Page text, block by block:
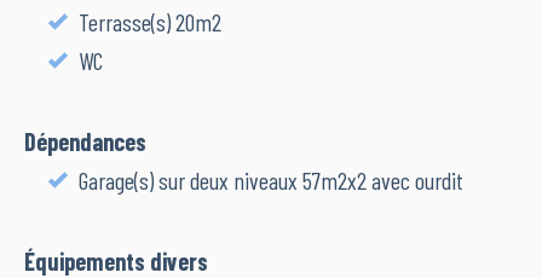
Terrasse(s) 20m2
WC
Dépendances
Garage(s) sur deux niveaux 57m2x2 avec ourdit
Équipements divers